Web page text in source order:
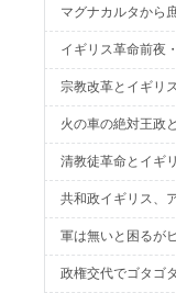
マグナカルタから
イギリス革命前夜
宗教改革とイギリ
火の車の絶対王政
清教徒革命とイギ
共和政イギリス、
軍は無いと困るが
政権交代でゴタゴ